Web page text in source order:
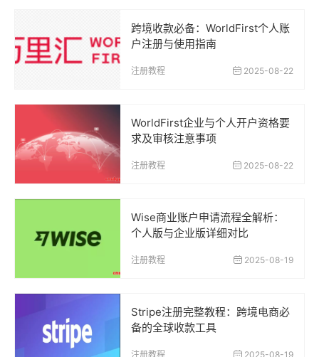
跨境收款必备：WorldFirst个人账
户注册与使用指南
注册教程 2025-08-22
WorldFirst企业与个人开户资格要
求及审核注意事项
注册教程 2025-08-22
Wise商业账户申请流程全解析：
个人版与企业版详细对比
注册教程 2025-08-19
Stripe注册完整教程：跨境电商必
备的全球收款工具
注册教程 2025-08-19